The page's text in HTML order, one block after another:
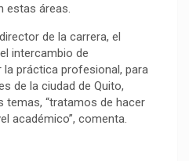
estas áreas.
de la carrera, el
intercambio de
práctica profesional, para
de la ciudad de Quito,
temas, “tratamos de hacer
académico”, comenta.